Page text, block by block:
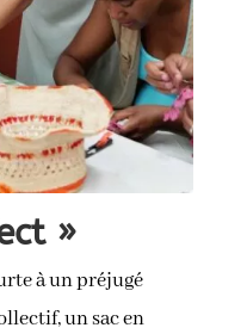
»
à un préjugé
un sac en